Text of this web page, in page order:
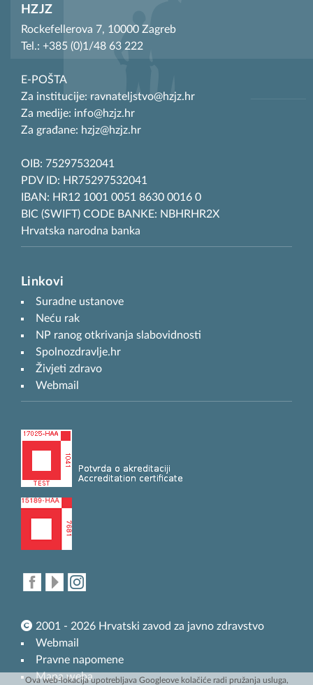
HZJZ
Rockefellerova 7, 10000 Zagreb
Tel.: +385 (0)1/48 63 222
E-POŠTA
Za institucije: ravnateljstvo@hzjz.hr
Za medije: info@hzjz.hr
Za građane: hzjz@hzjz.hr
OIB: 75297532041
PDV ID: HR75297532041
IBAN: HR12 1001 0051 8630 0016 0
BIC (SWIFT) CODE BANKE: NBHRHR2X
Hrvatska narodna banka
Linkovi
Suradne ustanove
Neću rak
NP ranog otkrivanja slabovidnosti
Spolnozdravlje.hr
Živjeti zdravo
Webmail
2001 - 2026 Hrvatski zavod za javno zdravstvo
Webmail
Pravne napomene
Mapa weba
Ova web-lokacija upotrebljava Googleove kolačiće radi pružanja usluga,